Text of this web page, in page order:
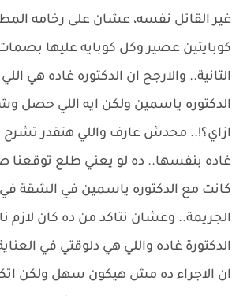
غير القاتل نفسه، عشان على رخامه
كوبايتين عصير وكل كوبايه عليها
التانية.. والارجح ان الدكتوره غاده هي
الدكتوره ياسمين ولكن ايه اللي حصل
ازاي؟!.. محدش عارف واللي هتقدر تشرح
غاده بنفسها.. ده لو يعني طلع توقعنا
كانت مع الدكتوره ياسمين في الشقة
الجريمة.. وعشان نتاكد من ده كان لازم
الدكتورة غاده واللي هي دلوقتي في
ان الاجراء ده مش هيكون سهل ولكن